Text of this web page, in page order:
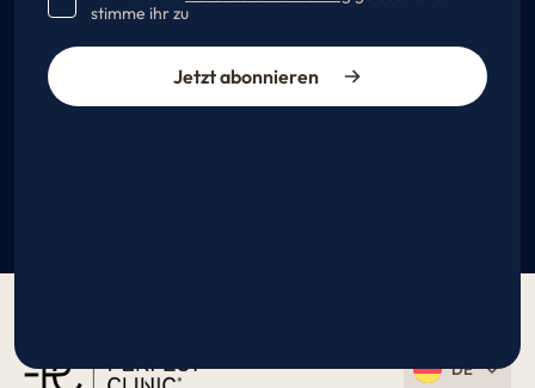
stimme ihr zu
Jetzt abonnieren
DE